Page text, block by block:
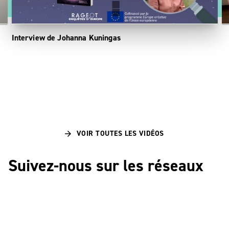
Interview de Johanna Kuningas
arrow_forward VOIR TOUTES LES VIDÉOS
Suivez-nous sur les réseaux